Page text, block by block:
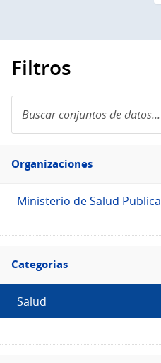
Filtros
conjuntos
de
Filtro
Organizaciones
Organizaciones
Ministerio de Salud Publica
Filtro
Categorias
Categorias
Salud